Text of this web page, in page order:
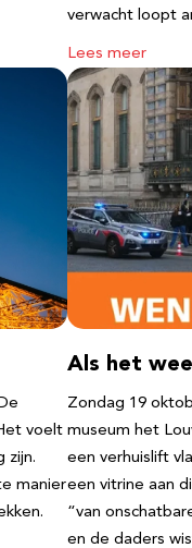
verwacht loopt
Lees meer
voelt
zijn.
manier
Als het
Zondag 19
museum het
een verhuislift
een vitrine aan
“van
en de daders